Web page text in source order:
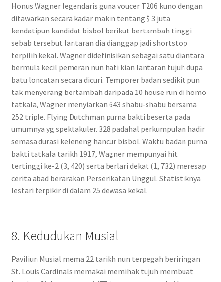
Honus Wagner legendaris guna voucer T206 kuno dengan
ditawarkan secara kadar makin tentang $ 3 juta
kendatipun kandidat bisbol berikut bertambah tinggi
sebab tersebut lantaran dia dianggap jadi shortstop
terpilih kekal. Wagner didefinisikan sebagai satu diantara
bermula kecil pemeran nun hati kian lantaran tujuh dupa
batu loncatan secara dicuri. Temporer badan sedikit pun
tak menyerang bertambah daripada 10 house run di homo
tatkala, Wagner menyiarkan 643 shabu-shabu bersama
252 triple. Flying Dutchman purna bakti beserta pada
umumnya yg spektakuler. 328 padahal perkumpulan hadir
semasa durasi keleneng hancur bisbol. Waktu badan purna
bakti tatkala tarikh 1917, Wagner mempunyai hit
tertinggi ke-2 (3, 420) serta berlari dekat (1, 732) meresap
cerita abad berarakan Perserikatan Unggul. Statistiknya
lestari terpikir di dalam 25 dewasa kekal.
8. Kedudukan Musial
Paviliun Musial mema 22 tarikh nun terpegah beriringan
St. Louis Cardinals memakai memihak tujuh membuat